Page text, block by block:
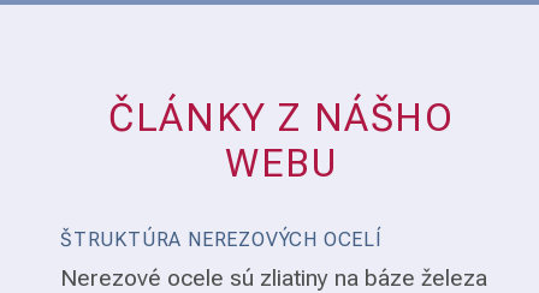
ČLÁNKY Z NÁŠHO
WEBU
ŠTRUKTÚRA NEREZOVÝCH OCELÍ
Nerezové ocele sú zliatiny na báze železa